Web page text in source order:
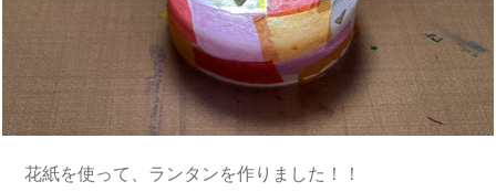
花紙を使って、ランタンを作りました！！